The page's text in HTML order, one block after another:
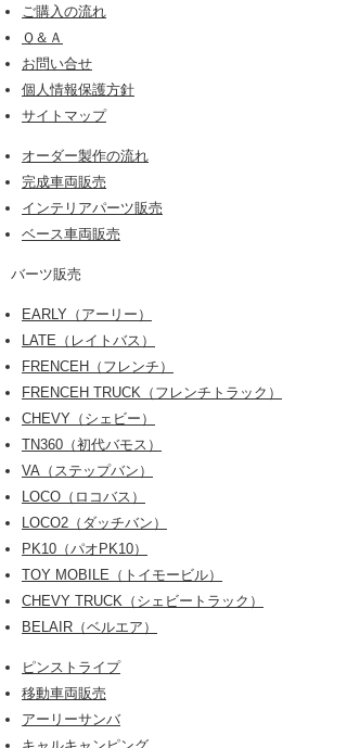
ご購入の流れ
Ｑ＆Ａ
お問い合せ
個人情報保護方針
サイトマップ
オーダー製作の流れ
完成車両販売
インテリアパーツ販売
ベース車両販売
バーツ販売
EARLY（アーリー）
LATE（レイトバス）
FRENCEH（フレンチ）
FRENCEH TRUCK（フレンチトラック）
CHEVY（シェビー）
TN360（初代バモス）
VA（ステップバン）
LOCO（ロコバス）
LOCO2（ダッチバン）
PK10（パオPK10）
TOY MOBILE（トイモービル）
CHEVY TRUCK（シェビートラック）
BELAIR（ベルエア）
ピンストライプ
移動車両販売
アーリーサンバ